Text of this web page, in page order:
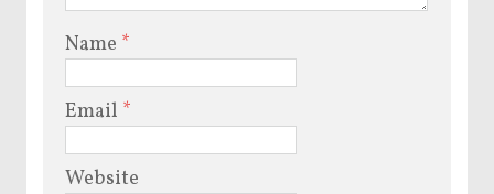
Name *
Email *
Website